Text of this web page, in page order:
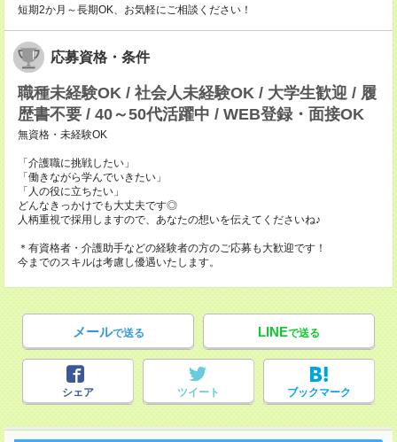
短期2か月～長期OK、お気軽にご相談ください！
応募資格・条件
職種未経験OK / 社会人未経験OK / 大学生歓迎 / 履
歴書不要 / 40～50代活躍中 / WEB登録・面接OK
無資格・未経験OK
「介護職に挑戦したい」
「働きながら学んでいきたい」
「人の役に立ちたい」
どんなきっかけでも大丈夫です◎
人柄重視で採用しますので、あなたの想いを伝えてくださいね♪
＊有資格者・介護助手などの経験者の方のご応募も大歓迎です！
今までのスキルは考慮し優遇いたします。
メールで送る LINEで送る
シェア ツイート ブックマーク